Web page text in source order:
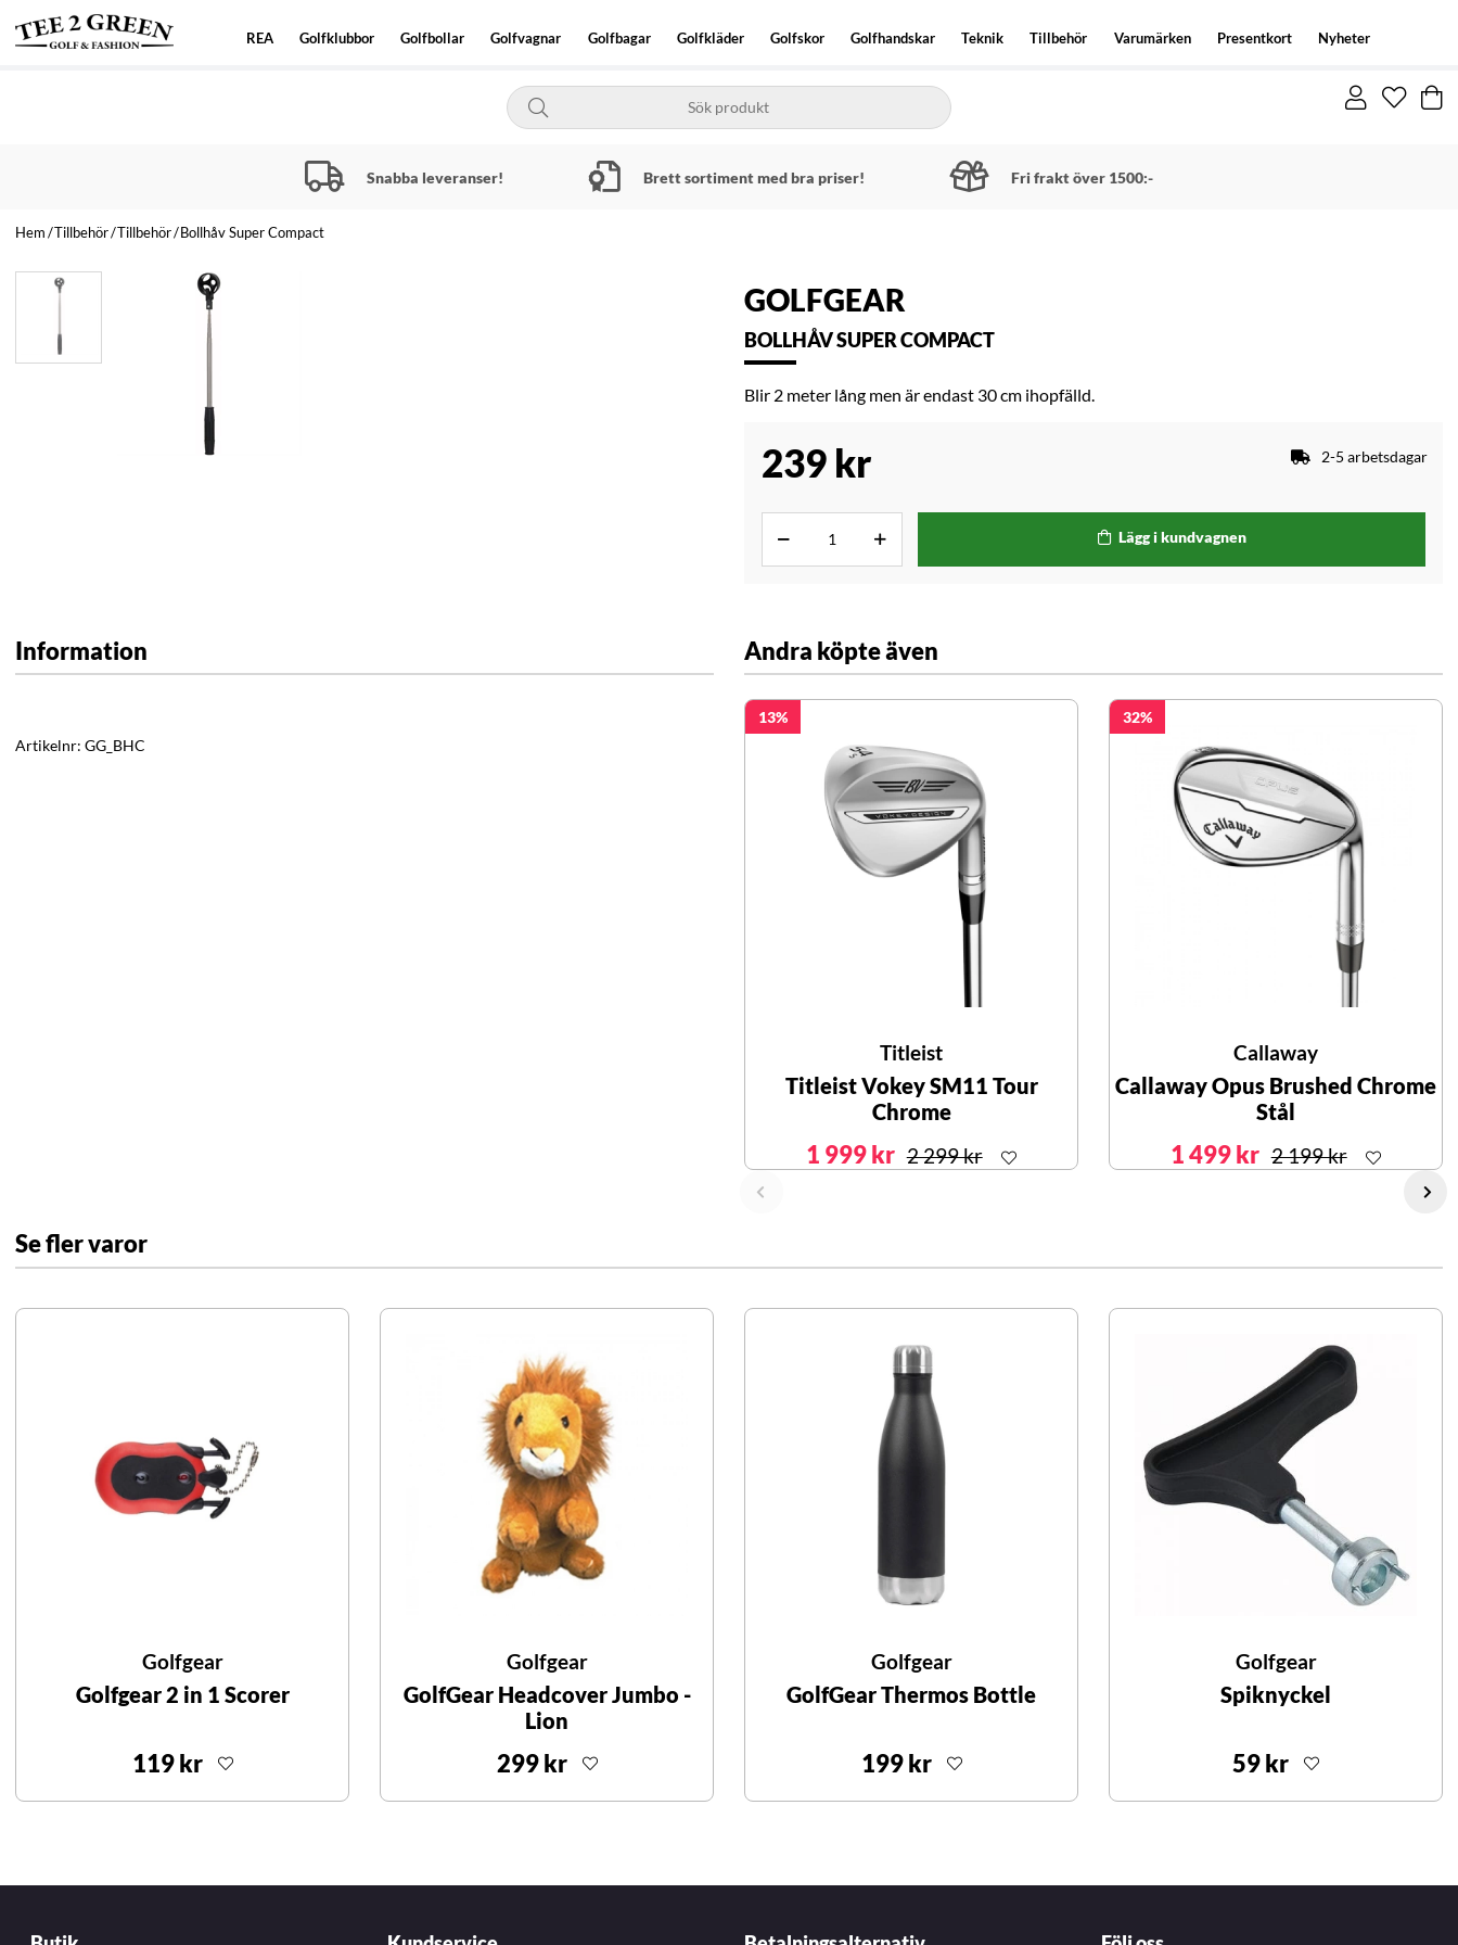
REA Golfklubbor Golfbollar Golfvagnar Golfbagar Golfkläder Golfskor Golfhandskar Teknik Tillbehör Varumärken Presentkort Nyheter
Snabba leveranser! Brett sortiment med bra priser! Fri frakt över 1500:-
Hem Tillbehör Tillbehör Bollhåv Super Compact
GOLFGEAR
BOLLHÅV SUPER COMPACT
Blir 2 meter lång men är endast 30 cm ihopfälld.
239 kr 2-5 arbetsdagar
Lägg i kundvagnen
Information
Artikelnr: GG_BHC
Andra köpte även
13
Titleist
Titleist Vokey SM11 Tour
Chrome
1 999 kr 2 299 kr
32
Callaway
Callaway Opus Brushed Chrome
Stål
1 499 kr 2 199 kr
Se fler varor
Golfgear
Golfgear 2 in 1 Scorer
119 kr
Golfgear
GolfGear Headcover Jumbo -
Lion
299 kr
Golfgear
GolfGear Thermos Bottle
199 kr
Golfgear
Spiknyckel
59 kr